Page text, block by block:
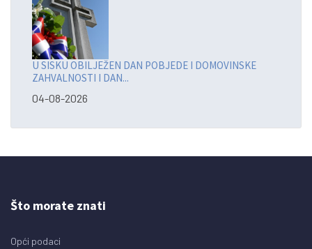
U SISKU OBILJEŽEN DAN POBJEDE I DOMOVINSKE
ZAHVALNOSTI I DAN...
04-08-2026
Što morate znati
Opći podaci